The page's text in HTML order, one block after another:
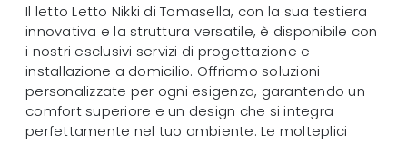
Il letto Letto Nikki di Tomasella, con la sua testiera
innovativa e la struttura versatile, è disponibile con
i nostri esclusivi servizi di progettazione e
installazione a domicilio. Offriamo soluzioni
personalizzate per ogni esigenza, garantendo un
comfort superiore e un design che si integra
perfettamente nel tuo ambiente. Le molteplici